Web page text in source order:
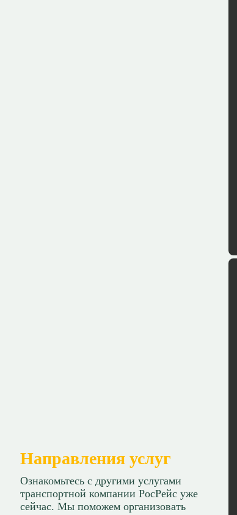
Направления услуг
Ознакомьтесь с другими услугами
транспортной компании РосРейс уже
сейчас. Мы поможем организовать